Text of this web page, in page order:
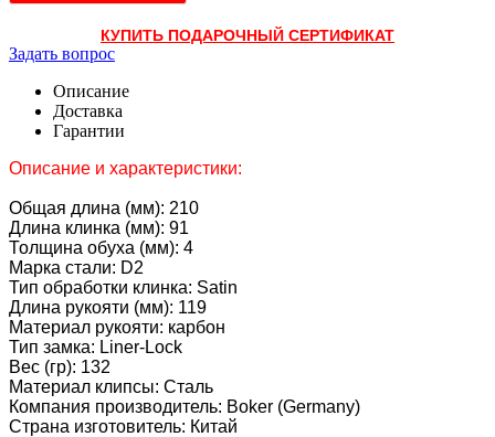
КУПИТЬ ПОДАРОЧНЫЙ СЕРТИФИКАТ
Задать вопрос
Описание
Доставка
Гарантии
Описание и характеристики:
Общая длина (мм): 210
Длина клинка (мм): 91
Толщина обуха (мм): 4
Марка стали: D2
Тип обработки клинка: Satin
Длина рукояти (мм): 119
Материал рукояти: карбон
Тип замка: Liner-Lock
Вес (гр): 132
Материал клипсы: Сталь
Компания производитель: Boker (Germany)
Страна изготовитель: Китай